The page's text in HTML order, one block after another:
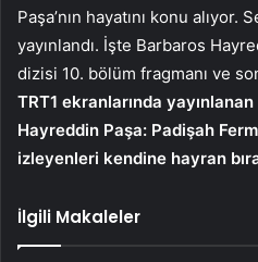
Paşa’nın hayatını konu alıyor.
yayınlandı. İşte Barbaros
dizisi 10. bölüm fragmanı ve
TRT1 ekranlarında
Hayreddin Paşa: Padişah
izleyenleri kendine hayran
İlgili Makaleler